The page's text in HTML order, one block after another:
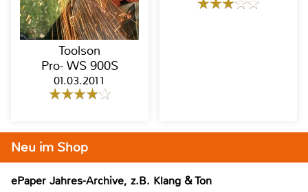
Toolson
Pro- WS 900S
01.03.2011
Neu im Shop
ePaper Jahres-Archive, z.B. Klang & Ton